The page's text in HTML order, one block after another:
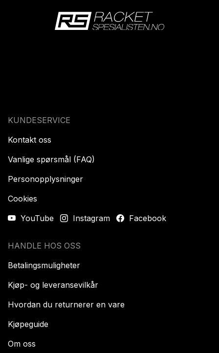
KUNDESERVICE
Kontakt oss
Vanlige spørsmål (FAQ)
Personopplysninger
Cookies
YouTube
Instagram Facebook
HANDLE HOS OSS
Betalingsmuligheter
Kjøp- og leveransevilkår
Hvordan du returnerer en vare
Kjøpeguide
Om oss